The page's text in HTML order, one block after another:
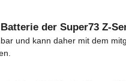
der Super73 Z-
und kann daher mit dem